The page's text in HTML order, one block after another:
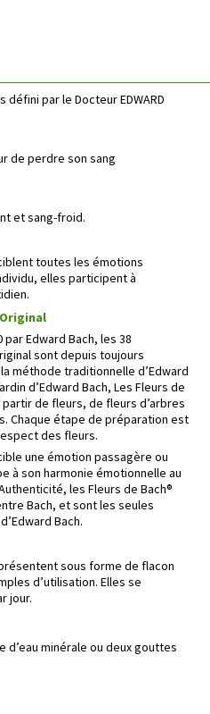
par le Docteur EDWARD
de perdre son sang
et sang-froid.
toutes les émotions
elles participent à
Edward Bach, les 38
sont depuis toujours
méthode traditionnelle d’Edward
d’Edward Bach, Les Fleurs de
de fleurs, de fleurs d’arbres
Chaque étape de préparation est
des fleurs.
une émotion passagère ou
à son harmonie émotionnelle au
les Fleurs de Bach®
Bach, et sont les seules
Bach.
sous forme de flacon
d’utilisation. Elles se
jour.
d’eau minérale ou deux gouttes